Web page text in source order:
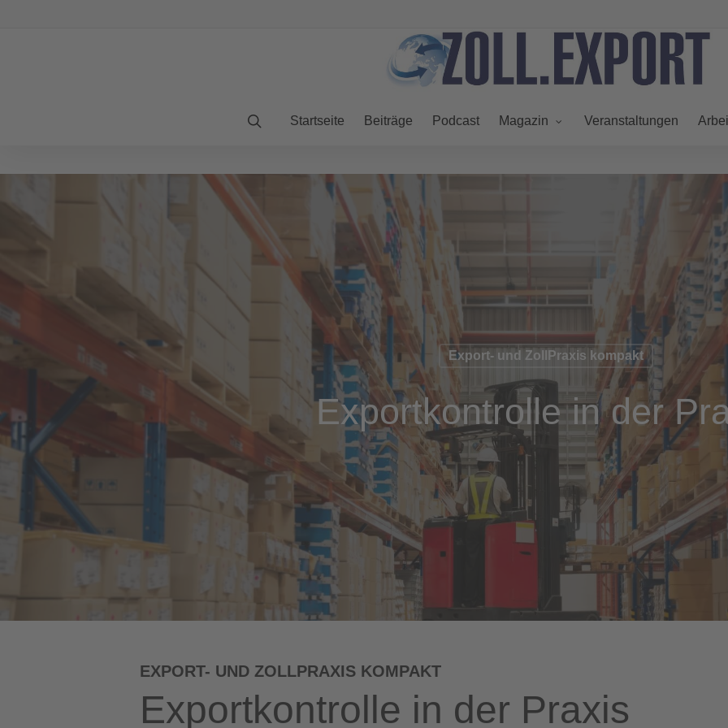
Startseite Beiträge Podcast Magazin Veranstaltungen
Export- und ZollPraxis kompakt
Exportkontrolle in der
EXPORT- UND ZOLLPRAXIS KOMPAKT
Exportkontrolle in der Praxis